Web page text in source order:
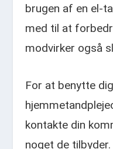
brugen af en el-
med til at
modvirker også
For at benytte
kontakte din
noget de